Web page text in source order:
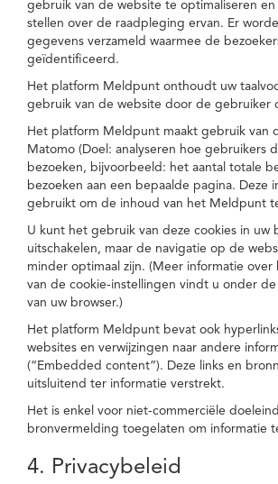
gebruik van de website te optimaliseren
stellen over de raadpleging ervan. Er
gegevens verzameld waarmee de
geïdentificeerd.
Het platform Meldpunt onthoudt uw
gebruik van de website door de gebruiker
Het platform Meldpunt maakt gebruik van
Matomo (Doel: analyseren hoe gebruikers
bezoeken, bijvoorbeeld: het aantal totale
bezoeken aan een bepaalde pagina. Deze
gebruikt om de inhoud van het Meldpunt
U kunt het gebruik van deze cookies in uw
uitschakelen, maar de navigatie op de
minder optimaal zijn. (Meer informatie over
van de cookie-instellingen vindt u onder
van uw browser.)
Het platform Meldpunt bevat ook
websites en verwijzingen naar andere
(“Embedded content”). Deze links en
uitsluitend ter informatie verstrekt.
Het is enkel voor niet-commerciële
bronvermelding toegelaten om informatie
4. Privacybeleid